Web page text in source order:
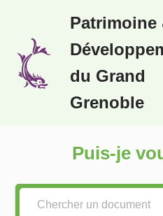
au
contenu
Patrimoine
du Grand
Grenoble
Puis-je